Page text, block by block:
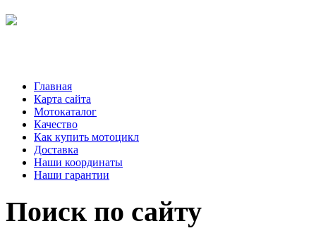
Главная
Карта сайта
Мотокаталог
Качество
Как купить мотоцикл
Доставка
Наши координаты
Наши гарантии
Поиск по сайту